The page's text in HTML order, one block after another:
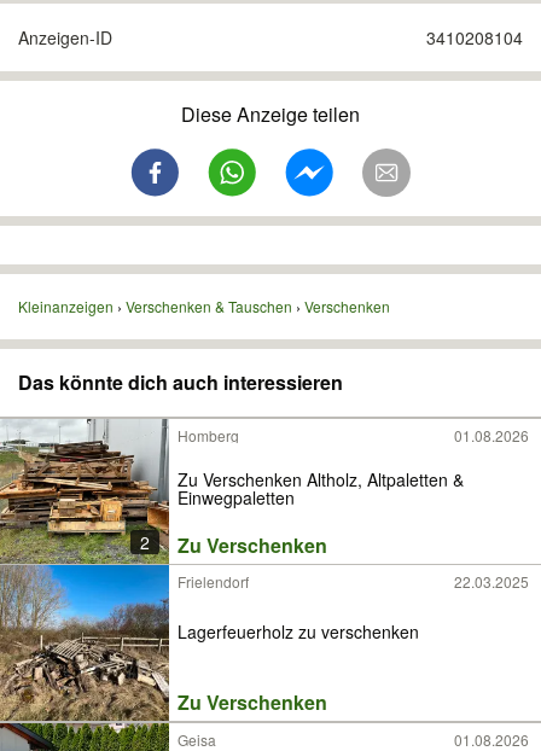
Anzeigen-ID 3410208104
Diese Anzeige teilen
Kleinanzeigen Verschenken & Tauschen Verschenken
Das könnte dich auch interessieren
2
Homberg 01.08.2026
Zu Verschenken Altholz, Altpaletten &
Einwegpaletten
Zu Verschenken
Frielendorf 22.03.2025
Lagerfeuerholz zu verschenken
Zu Verschenken
Geisa 01.08.2026